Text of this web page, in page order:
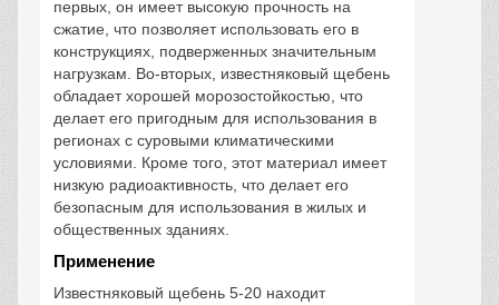
первых, он имеет высокую прочность на
сжатие, что позволяет использовать его в
конструкциях, подверженных значительным
нагрузкам. Во-вторых, известняковый щебень
обладает хорошей морозостойкостью, что
делает его пригодным для использования в
регионах с суровыми климатическими
условиями. Кроме того, этот материал имеет
низкую радиоактивность, что делает его
безопасным для использования в жилых и
общественных зданиях.
Применение
Известняковый щебень 5-20 находит